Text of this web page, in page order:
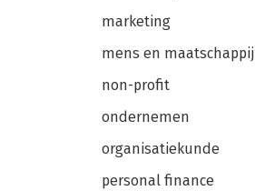
marketing
mens en maatschappij
non-profit
ondernemen
organisatiekunde
personal finance